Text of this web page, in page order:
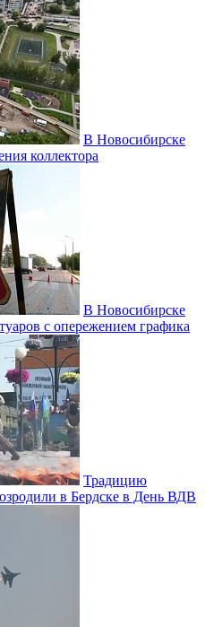
В Новосибирске
коллектора
В Новосибирске
с опережением графика
Традицию
в Бердске в День ВДВ